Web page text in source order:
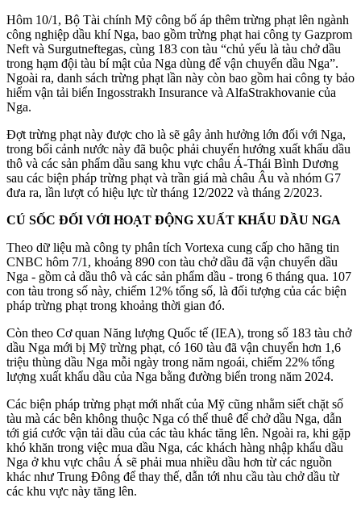
Hôm 10/1, Bộ Tài chính Mỹ công bố áp thêm trừng phạt lên ngành
công nghiệp dầu khí Nga, bao gồm trừng phạt hai công ty Gazprom
Neft và Surgutneftegas, cùng 183 con tàu “chủ yếu là tàu chở dầu
trong hạm đội tàu bí mật của Nga dùng để vận chuyển dầu Nga”.
Ngoài ra, danh sách trừng phạt lần này còn bao gồm hai công ty bảo
hiểm vận tải biển Ingosstrakh Insurance và AlfaStrakhovanie của
Nga.
Đợt trừng phạt này được cho là sẽ gây ảnh hưởng lớn đối với Nga,
trong bối cảnh nước này đã buộc phải chuyển hướng xuất khẩu dầu
thô và các sản phẩm dầu sang khu vực châu Á-Thái Bình Dương
sau các biện pháp trừng phạt và trần giá mà châu Âu và nhóm G7
đưa ra, lần lượt có hiệu lực từ tháng 12/2022 và tháng 2/2023.
CÚ SỐC ĐỐI VỚI HOẠT ĐỘNG XUẤT KHẨU DẦU NGA
Theo dữ liệu mà công ty phân tích Vortexa cung cấp cho hãng tin
CNBC hôm 7/1, khoảng 890 con tàu chở dầu đã vận chuyển dầu
Nga - gồm cả dầu thô và các sản phẩm dầu - trong 6 tháng qua. 107
con tàu trong số này, chiếm 12% tổng số, là đối tượng của các biện
pháp trừng phạt trong khoảng thời gian đó.
Còn theo Cơ quan Năng lượng Quốc tế (IEA), trong số 183 tàu chở
dầu Nga mới bị Mỹ trừng phạt, có 160 tàu đã vận chuyển hơn 1,6
triệu thùng dầu Nga mỗi ngày trong năm ngoái, chiếm 22% tổng
lượng xuất khẩu dầu của Nga bằng đường biển trong năm 2024.
Các biện pháp trừng phạt mới nhất của Mỹ cũng nhằm siết chặt số
tàu mà các bên không thuộc Nga có thể thuê để chở dầu Nga, dẫn
tới giá cước vận tải dầu của các tàu khác tăng lên. Ngoài ra, khi gặp
khó khăn trong việc mua dầu Nga, các khách hàng nhập khẩu dầu
Nga ở khu vực châu Á sẽ phải mua nhiều dầu hơn từ các nguồn
khác như Trung Đông để thay thế, dẫn tới nhu cầu tàu chở dầu từ
các khu vực này tăng lên.